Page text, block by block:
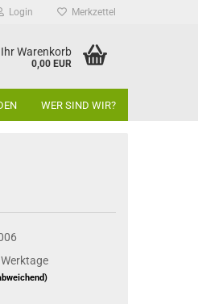
Login Merkzettel
Ihr Warenkorb
0,00 EUR
WER SIND WIR?